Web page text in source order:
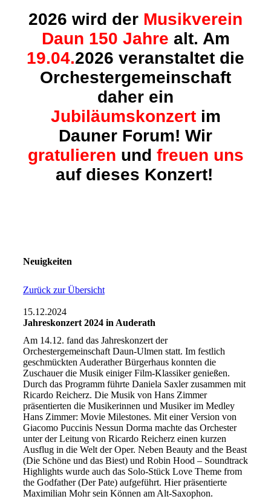
2026 wird der Musikverein
Daun 150 Jahre alt. Am
19.04.2026 veranstaltet die
Orchestergemeinschaft
daher ein
Jubiläumskonzertim
Dauner Forum! Wir
gratulieren und freuen uns
auf dieses Konzert!
Neuigkeiten
Zurück zur Übersicht
15.12.2024
Jahreskonzert 2024 in Auderath
Am 14.12. fand das Jahreskonzert der
Orchestergemeinschaft Daun-Ulmen statt. Im festlich
geschmückten Auderather Bürgerhaus konnten die
Zuschauer die Musik einiger Film-Klassiker genießen.
Durch das Programm führte Daniela Saxler zusammen mit
Ricardo Reicherz. Die Musik von Hans Zimmer
präsentierten die Musikerinnen und Musiker im Medley
Hans Zimmer: Movie Milestones. Mit einer Version von
Giacomo Puccinis Nessun Dorma machte das Orchester
unter der Leitung von Ricardo Reicherz einen kurzen
Ausflug in die Welt der Oper. Neben Beauty and the Beast
(Die Schöne und das Biest) und Robin Hood – Soundtrack
Highlights wurde auch das Solo-Stück Love Theme from
the Godfather (Der Pate) aufgeführt. Hier präsentierte
Maximilian Mohr sein Können am Alt-Saxophon.